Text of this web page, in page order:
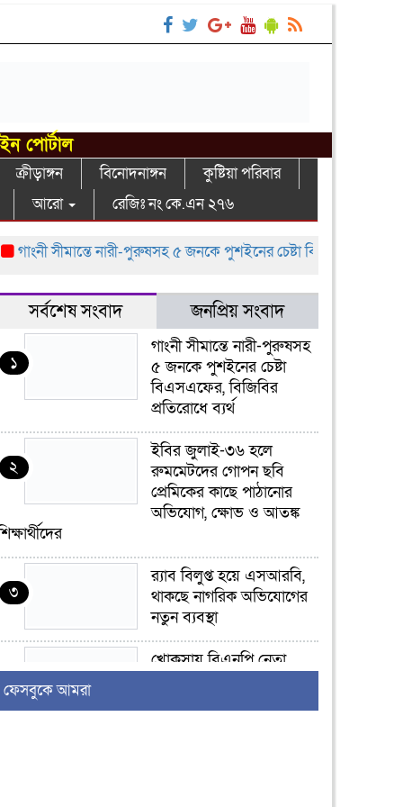
পোর্টাল
ক্রীড়াঙ্গন বিনোদনাঙ্গন
কুষ্টিয়া পরিবার
আরো রেজিঃ নং কে.এন ২৭৬
গাংনী সীমান্তে নারী-পুরুষসহ ৫ জনকে পুশইনের চেষ্টা বিএসএফের, বিজিবির
সর্বশেষ সংবাদ জনপ্রিয় সংবাদ
১
গাংনী সীমান্তে নারী-পুরুষসহ
৫ জনকে পুশইনের চেষ্টা
বিএসএফের, বিজিবির
প্রতিরোধে ব্যর্থ
২
ইবির জুলাই-৩৬ হলে
রুমমেটদের গোপন ছবি
প্রেমিকের কাছে পাঠানোর
অভিযোগ, ক্ষোভ ও আতঙ্ক
৩
র‍্যাব বিলুপ্ত হয়ে এসআরবি,
থাকছে নাগরিক অভিযোগের
নতুন ব্যবস্থা
৪
খোকসায় বিএনপি নেতা
ফেসবুকে আমরা